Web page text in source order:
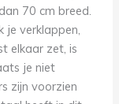
70 cm breed.
je verklappen,
elkaar zet, is
je niet
zijn voorzien